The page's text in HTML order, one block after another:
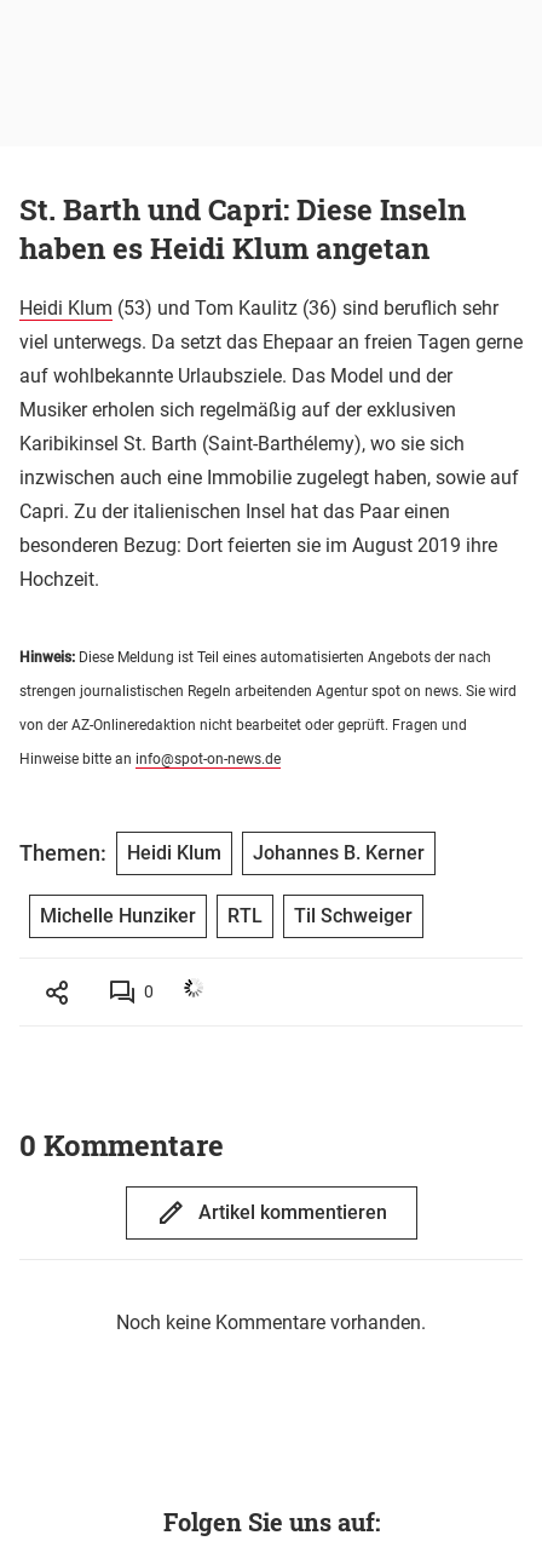
St. Barth und Capri: Diese Inseln
haben es Heidi Klum angetan
Heidi Klum (53) und Tom Kaulitz (36) sind beruflich sehr
viel unterwegs. Da setzt das Ehepaar an freien Tagen gerne
auf wohlbekannte Urlaubsziele. Das Model und der
Musiker erholen sich regelmäßig auf der exklusiven
Karibikinsel St. Barth (Saint-Barthélemy), wo sie sich
inzwischen auch eine Immobilie zugelegt haben, sowie auf
Capri. Zu der italienischen Insel hat das Paar einen
besonderen Bezug: Dort feierten sie im August 2019 ihre
Hochzeit.
Hinweis: Diese Meldung ist Teil eines automatisierten Angebots der nach
strengen journalistischen Regeln arbeitenden Agentur spot on news. Sie wird
von der AZ-Onlineredaktion nicht bearbeitet oder geprüft. Fragen und
Hinweise bitte an info@spot-on-news.de
Themen: Heidi Klum Johannes B. Kerner
Michelle Hunziker RTL Til Schweiger
0
0 Kommentare
Artikel kommentieren
Noch keine Kommentare vorhanden.
Folgen Sie uns auf: